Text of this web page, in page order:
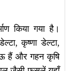
किया गया है।
कृष्णा डेल्टा,
हैं और गहन कृषि